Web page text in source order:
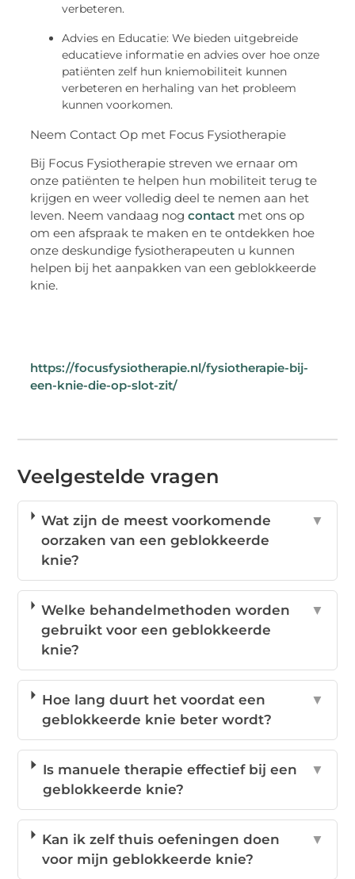
verbeteren.
Advies en Educatie: We bieden uitgebreide
educatieve informatie en advies over hoe onze
patiënten zelf hun kniemobiliteit kunnen
verbeteren en herhaling van het probleem
kunnen voorkomen.
Neem Contact Op met Focus Fysiotherapie
Bij Focus Fysiotherapie streven we ernaar om
onze patiënten te helpen hun mobiliteit terug te
krijgen en weer volledig deel te nemen aan het
leven. Neem vandaag nogcontact met ons op
om een afspraak te maken en te ontdekken hoe
onze deskundige fysiotherapeuten u kunnen
helpen bij het aanpakken van een geblokkeerde
knie.
https://focusfysiotherapie.nl/fysiotherapie-bij-
een-knie-die-op-slot-zit/
Veelgestelde vragen
Wat zijn de meest voorkomende
oorzaken van een geblokkeerde
knie?
▼
Welke behandelmethoden worden
gebruikt voor een geblokkeerde
knie?
▼
Hoe lang duurt het voordat een
geblokkeerde knie beter wordt?
▼
Is manuele therapie effectief bij een
geblokkeerde knie?
▼
Kan ik zelf thuis oefeningen doen
voor mijn geblokkeerde knie?
▼